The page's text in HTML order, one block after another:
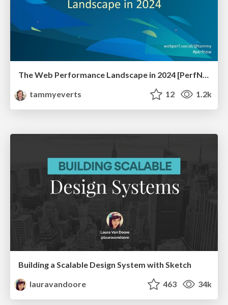
The Web Performance Landscape in 2024 [PerfNow 2024]
tammyeverts
12 1.2k
Building a Scalable Design System with Sketch
lauravandoore
463 34k